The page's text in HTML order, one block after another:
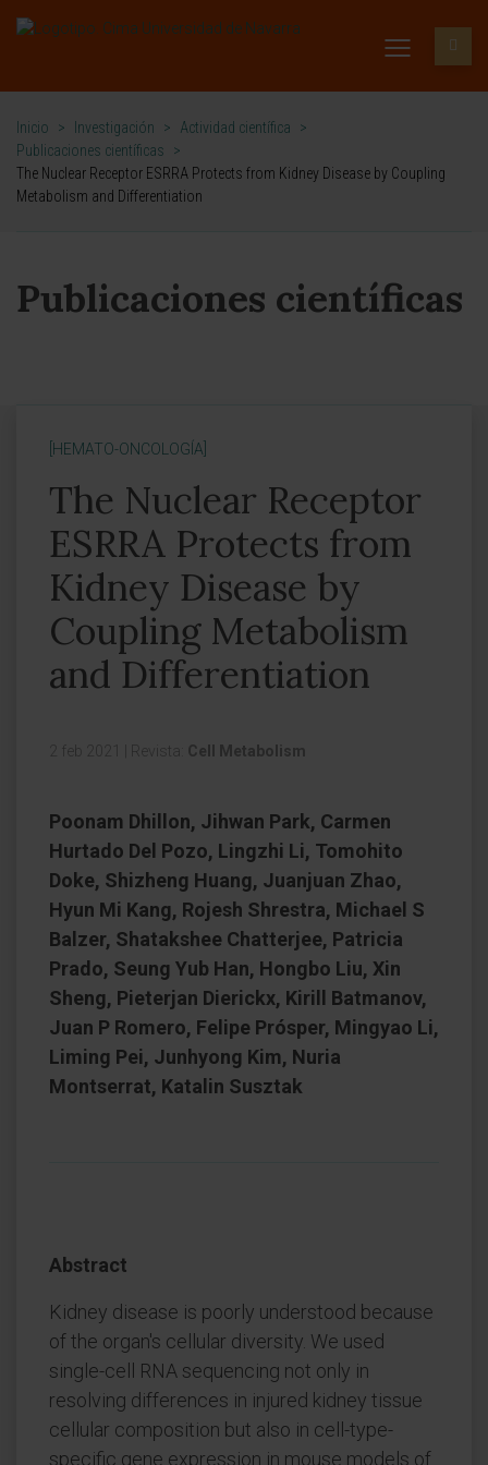
Inicio > Investigación > Actividad científica
>
Publicaciones científicas
>
The Nuclear Receptor ESRRA Protects from Kidney Disease by Coupling
Metabolism and Differentiation
Publicaciones científicas
[HEMATO-ONCOLOGÍA]
The Nuclear Receptor
ESRRA Protects from
Kidney Disease by
Coupling Metabolism
and Differentiation
2 feb 2021 Revista: Cell Metabolism
Poonam Dhillon, Jihwan Park, Carmen
Hurtado Del Pozo, Lingzhi Li, Tomohito
Doke, Shizheng Huang, Juanjuan Zhao,
Hyun Mi Kang, Rojesh Shrestra, Michael S
Balzer, Shatakshee Chatterjee, Patricia
Prado, Seung Yub Han, Hongbo Liu, Xin
Sheng, Pieterjan Dierickx, Kirill Batmanov,
Juan P Romero, Felipe Prósper, Mingyao Li,
Liming Pei, Junhyong Kim, Nuria
Montserrat, Katalin Susztak
Abstract
Kidney disease is poorly understood because
of the organ's cellular diversity. We used
single-cell RNA sequencing not only in
resolving differences in injured kidney tissue
cellular composition but also in cell-type-
specific gene expression in mouse models of